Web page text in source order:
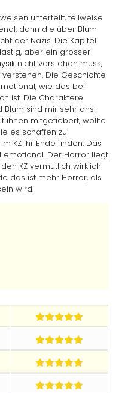
unterteilt, teilweise
dann die über Blum
der Nazis. Die Kapitel
aber ein grosser
nicht verstehen muss,
Die Geschichte
wie das bei
ist. Die Charaktere
Blum sind mir sehr ans
ihnen mitgefiebert, wollte
es schaffen zu
KZ ihr Ende finden. Das
Der Horror liegt
KZ vermutlich wirklich
das ist mehr Horror, als
wird.